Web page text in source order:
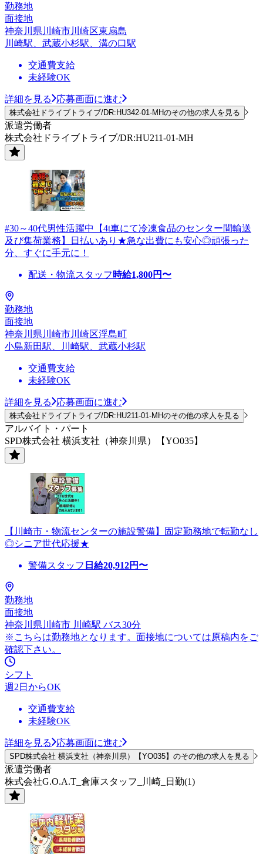
勤務地
面接地
神奈川県川崎市川崎区東扇島
川崎駅、武蔵小杉駅、溝の口駅
交通費支給
未経験OK
詳細を見る 応募画面に進む
株式会社ドライブトライブ/DR:HU342-01-MHのその他の求人を見る
派遣労働者
株式会社ドライブトライブ/DR:HU211-01-MH
#30～40代男性活躍中【4t車にて冷凍食品のセンター間輸送
及び集荷業務】日払いあり★急な出費にも安心◎頑張った
分、すぐに手元に！
配送・物流スタッフ 時給1,800円〜
勤務地
面接地
神奈川県川崎市川崎区浮島町
小島新田駅、川崎駅、武蔵小杉駅
交通費支給
未経験OK
詳細を見る 応募画面に進む
株式会社ドライブトライブ/DR:HU211-01-MHのその他の求人を見る
アルバイト・パート
SPD株式会社 横浜支社（神奈川県）【YO035】
【川崎市・物流センターの施設警備】固定勤務地で転勤なし
◎シニア世代応援★
警備スタッフ 日給20,912円〜
勤務地
面接地
神奈川県川崎市 川崎駅 バス30分
※こちらは勤務地となります。面接地については原稿内をご
確認下さい。
シフト
週2日からOK
交通費支給
未経験OK
詳細を見る 応募画面に進む
SPD株式会社 横浜支社（神奈川県）【YO035】のその他の求人を見る
派遣労働者
株式会社G.O.A.T_倉庫スタッフ_川崎_日勤(1)